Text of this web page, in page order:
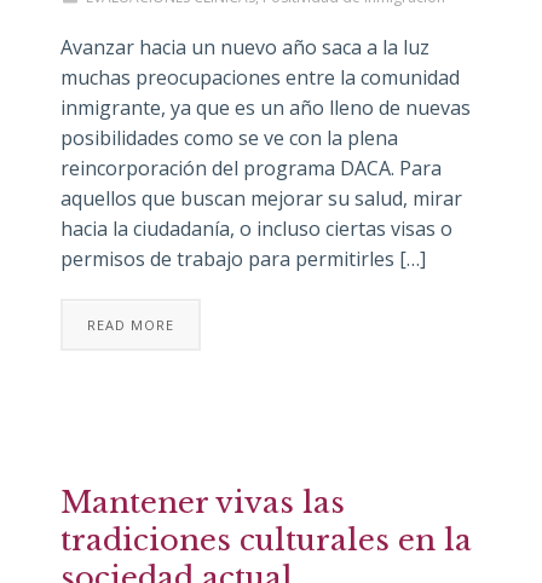
Avanzar hacia un nuevo año saca a la luz
muchas preocupaciones entre la comunidad
inmigrante, ya que es un año lleno de nuevas
posibilidades como se ve con la plena
reincorporación del programa DACA. Para
aquellos que buscan mejorar su salud, mirar
hacia la ciudadanía, o incluso ciertas visas o
permisos de trabajo para permitirles […]
READ MORE
Mantener vivas las
tradiciones culturales en la